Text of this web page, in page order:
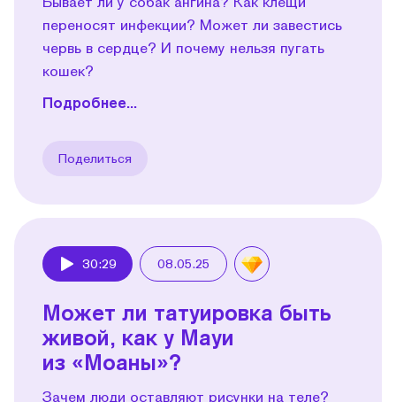
переносят инфекции? Может ли завестись
червь в сердце? И почему нельзя пугать
кошек?
Подробнее...
Поделиться
30:29 08.05.25
Может ли татуировка быть
живой, как у Мауи
из «Моаны»?
Зачем люди оставляют рисунки на теле?